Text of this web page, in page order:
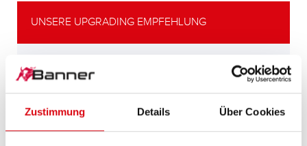
Zustimmung Details Über Cookies
LEISTUNGSSTARKE
ALTERNATIVE
UNSERE UPGRADING EMPFEHLUNG